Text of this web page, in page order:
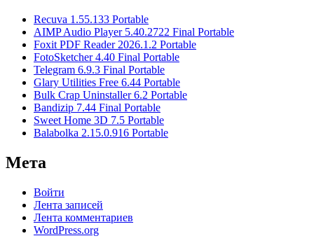
Recuva 1.55.133 Portable
AIMP Audio Player 5.40.2722 Final Portable
Foxit PDF Reader 2026.1.2 Portable
FotoSketcher 4.40 Final Portable
Telegram 6.9.3 Final Portable
Glary Utilities Free 6.44 Portable
Bulk Crap Uninstaller 6.2 Portable
Bandizip 7.44 Final Portable
Sweet Home 3D 7.5 Portable
Balabolka 2.15.0.916 Portable
Мета
Войти
Лента записей
Лента комментариев
WordPress.org